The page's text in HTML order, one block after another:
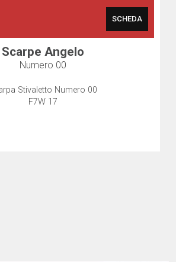
SCHEDA
Scarpe Angelo
Numero 00
Stivaletto Numero 00
F7W 17